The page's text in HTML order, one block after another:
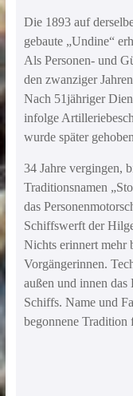
Die 1893 auf
gebaute „Undine“
Als Personen- und
den zwanziger
Nach 51jähriger
infolge
wurde später
34 Jahre vergingen,
Traditionsnamen
das
Schiffswerft der
Nichts erinnert mehr
Vorgängerinnen.
außen und innen
Schiffs. Name und
begonnene Tradition